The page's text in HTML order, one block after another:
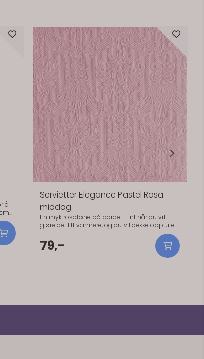
å
og
Servietter Elegance Pastel Rosa
middag
En myk rosatone på bordet. Fint når du vil
gjøre det litt varmere, og du vil dekke opp uten
godt sammen med hvitt og lyse tekstiler.
Praktisk info: - Størrelse: 40 x 40 cm - Antall: 15
stk - Materiale: Papir (3-lags, FSC-sertifisert) -
79,-